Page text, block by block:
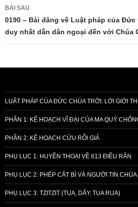
viết
BÀI SAU
0190 – Bài đăng về Luật pháp của
duy nhất dẫn dân ngoại đến với Chúa
LUẬT PHÁP CỦA ĐỨC CHÚA TRỜI: LỜI GIỚI
PHẦN 1: KẾ HOẠCH VĨ ĐẠI CỦA MA QUỶ
PHẦN 2: KẾ HOẠCH CỨU RỖI GIẢ
PHỤ LỤC 1: HUYỀN THOẠI VỀ 613 ĐIỀU RĂN
PHỤ LỤC 2: PHÉP CẮT BÌ VÀ NGƯỜI TIN CHÚA
PHỤ LỤC 3: TZITZIT (TUA, DÂY, TUA RUA)